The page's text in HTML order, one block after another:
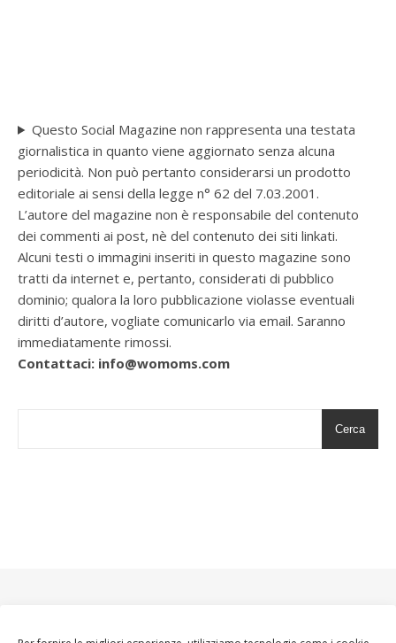
Questo Social Magazine non rappresenta una testata
giornalistica in quanto viene aggiornato senza alcuna
periodicità. Non può pertanto considerarsi un prodotto
editoriale ai sensi della legge n° 62 del 7.03.2001.
L’autore del magazine non è responsabile del contenuto
dei commenti ai post, nè del contenuto dei siti linkati.
Alcuni testi o immagini inseriti in questo magazine sono
tratti da internet e, pertanto, considerati di pubblico
dominio; qualora la loro pubblicazione violasse eventuali
diritti d’autore, vogliate comunicarlo via email. Saranno
immediatamente rimossi.
Contattaci: info@womoms.com
Cerca